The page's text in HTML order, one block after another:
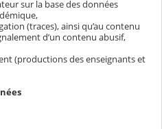
sur la base des données
(traces), ainsi qu’au contenu
d’un contenu abusif,
(productions des enseignants et